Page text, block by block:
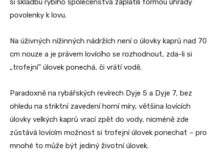
si skladbu rybího společenstva zaplatili formou úhrady
povolenky k lovu.
Na úživných nížinných nádržích není o úlovky kaprů nad 70
cm nouze a je právem lovícího se rozhodnout, zda-li si
„trofejní“ úlovek ponechá, či vrátí vodě.
Paradoxně na rybářských revírech Dyje 5 a Dyje 7, bez
ohledu na striktní zavedení horní míry, většina lovících
úlovky velkých kaprů vrací zpět do vody, nicméně zde
zůstává lovícím možnost si trofejní úlovek ponechat – pro
mnohé to může být jediný životní úlovek.